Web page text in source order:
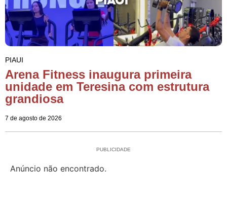
PIAUI
Arena Fitness inaugura primeira
unidade em Teresina com estrutura
grandiosa
7 de agosto de 2026
PUBLICIDADE
Anúncio não encontrado.